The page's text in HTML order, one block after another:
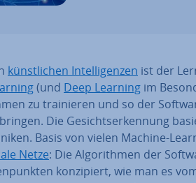
künst­li­chen In­tel­li­gen­zen ist der
(und Deep Learning im
zu trai­nie­ren und so der
Die Ge­sichts­er­ken­nung
Basis von vielen Machine-
Netze: Die Al­go­rith­men der
kon­zi­piert, wie man es